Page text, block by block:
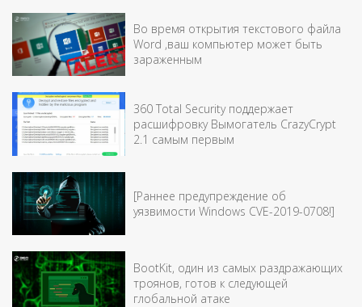
Во время открытия текстового файла
Word ,ваш компьютер может быть
зараженным
360 Total Security поддержает
расшифровку Вымогатель CrazyCrypt
2.1 самым первым
[Раннее предупреждение об
уязвимости Windows CVE-2019-0708!]
BootKit, один из самых раздражающих
троянов, готов к следующей
глобальной атаке